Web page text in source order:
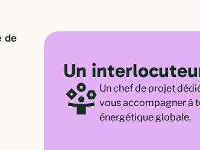
de
Un
Un chef de projet
vous accompagner à
énergétique globale.